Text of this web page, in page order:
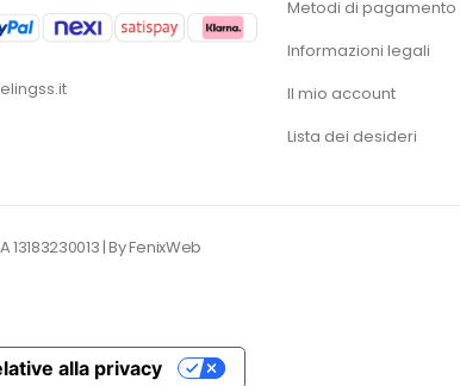
Metodi di pagamento
Informazioni legali
Il mio account
Lista dei desideri
13183230013 |By FenixWeb
alla privacy